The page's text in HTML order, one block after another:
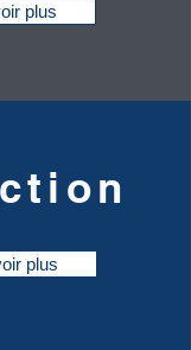
plus
plus